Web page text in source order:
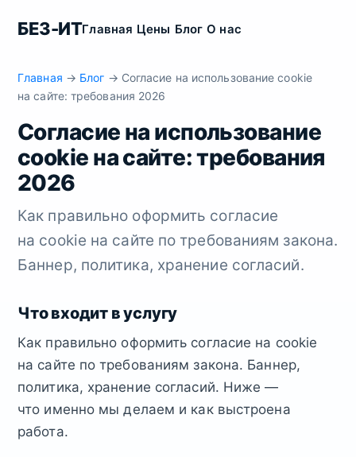
БЕЗ-ИТГлавная Цены Блог О нас
Главная → Блог → Согласие на использование cookie
на сайте: требования 2026
Согласие на использование
cookie на сайте: требования
2026
Как правильно оформить согласие
на cookie на сайте по требованиям закона.
Баннер, политика, хранение согласий.
Что входит в услугу
Как правильно оформить согласие на cookie
на сайте по требованиям закона. Баннер,
политика, хранение согласий. Ниже —
что именно мы делаем и как выстроена
работа.